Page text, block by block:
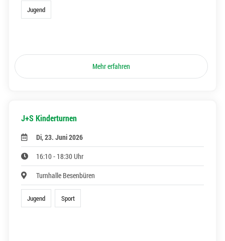
Jugend
Mehr erfahren
J+S Kinderturnen
Di, 23. Juni 2026
16:10 - 18:30 Uhr
Turnhalle Besenbüren
Jugend Sport